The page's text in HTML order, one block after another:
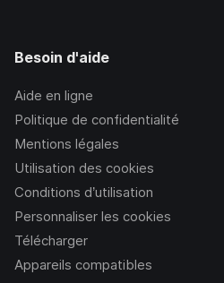
Besoin d'aide
Aide en ligne
Politique de confidentialité
Mentions légales
Utilisation des cookies
Conditions d’utilisation
Personnaliser les cookies
Télécharger
Appareils compatibles